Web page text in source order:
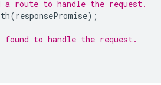
a route to handle the request.
(responsePromise);
found to handle the request.